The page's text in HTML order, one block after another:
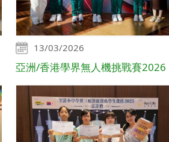
13/03/2026
亞洲/香港學界無人機挑戰賽2026